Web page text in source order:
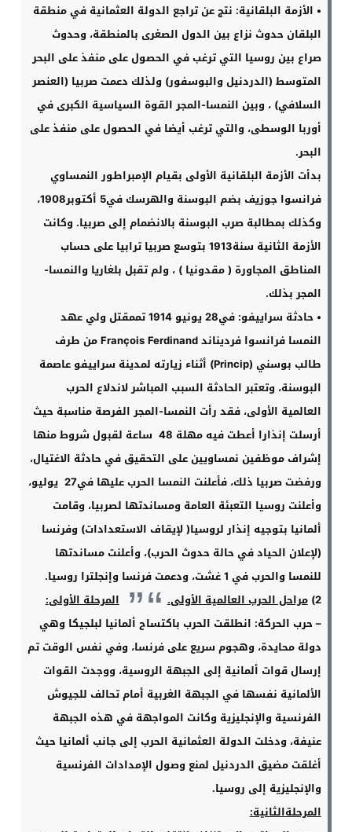
• الأزمة البلقانية: نتج عن تراجع الدولة العثمانية في منطقة
البلقان حدوث نزاع بين الدول الصغرى بالمنطقة، وحدوث
صراع بين روسيا التي ترغب في الحصول على منفذ على البحر
المتوسط (الدردنيل والبوسفور) ولذلك دعمت صربيا (العنصر
السلافي) ، وبين النمسا-المجر القوة السياسية الكبرى في
أوربا الوسطى، والتي ترغب أيضا في الحصول على منفذ على
البحر.
بدأت الأزمة البلقانية الأولى بقيام الإمبراطور النمساوي
فرانسوا جوزيف بضم البوسنة والهرسك في5 أكتوبر
1908،
وكذلك بمطالبة صرب البوسنة بالانضمام إلى صربيا. وكانت
الأزمة الثانية سنة1913 بتوسع صربيا ترابيا على حساب
المناطق المجاورة ( مقدونيا ) ، ولم تقبل بلغاريا والنمسا-
المجر بذلك.
• حادثة سراييفو:
في28 يونيو 1914 تممقتل ولي عهد
النمسا فرانسوا فرديناندFrançois Ferdinandمن طرف
طالب بوسني (Princip)
أثناء زيارته لمدينة سراييفو عاصمة
البوسنة، وتعتبر الحادثة السبب المباشر لاندلاع الحرب
العالمية الأولى، فقد رأت النمسا-المجر الفرصة مناسبة حيث
أرسلت إنذارا أعطت فيه مهلة 48 ساعة لقبول شروط منها
إشراف موظفين نمساويين على التحقيق في حادثة الاغتيال،
ورفضت صربيا ذلك، فأعلنت النمسا الحرب عليها في27 يوليو،
وأعلنت روسيا التعبئة العامة ومساندتها لصربيا، وقامت
ألمانيا بتوجيه إنذار لروسيا( لإيقاف الاستعدادات) وفرنسا
(لإعلان الحياد في حالة حدوث الحرب)، وأعلنت مساندتها
للنمسا والحرب في 1 غشت، ودعمت فرنسا وإنجلترا روسيا
.
2) مراحل الحرب العالمية الأولى. المرحلة الأولى:
–حرب الحركة: انطلقت الحرب باكتساح ألمانيا لبلجيكا وهي
دولة محايدة، وهجوم سريع على فرنسا، وفي نفس الوقت تم
إرسال قوات ألمانية إلى الجبهة الروسية، ووجدت القوات
الألمانية نفسها في الجبهة الغربية أمام تحالف للجيوش
الفرنسية والإنجليزية وكانت المواجهة في هذه الجبهة
عنيفة، ودخلت الدولة العثمانية الحرب إلى جانب ألمانيا حيث
أغلقت مضيق الدردنيل لمنع وصول الإمدادات الفرنسية
والإنجليزية إلى روسيا.
المرحلةالثانية: